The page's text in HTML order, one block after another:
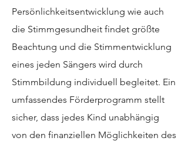
Persönlichkeitsentwicklung wie auch
die Stimmgesundheit findet größte
Beachtung und die Stimmentwicklung
eines jeden Sängers wird durch
Stimmbildung individuell begleitet. Ein
umfassendes Förderprogramm stellt
sicher, dass jedes Kind unabhängig
von den finanziellen Möglichkeiten des